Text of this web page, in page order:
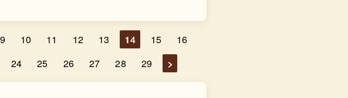
9 10 11 12 13 14 15
16
24 25 26 27 28 29 >